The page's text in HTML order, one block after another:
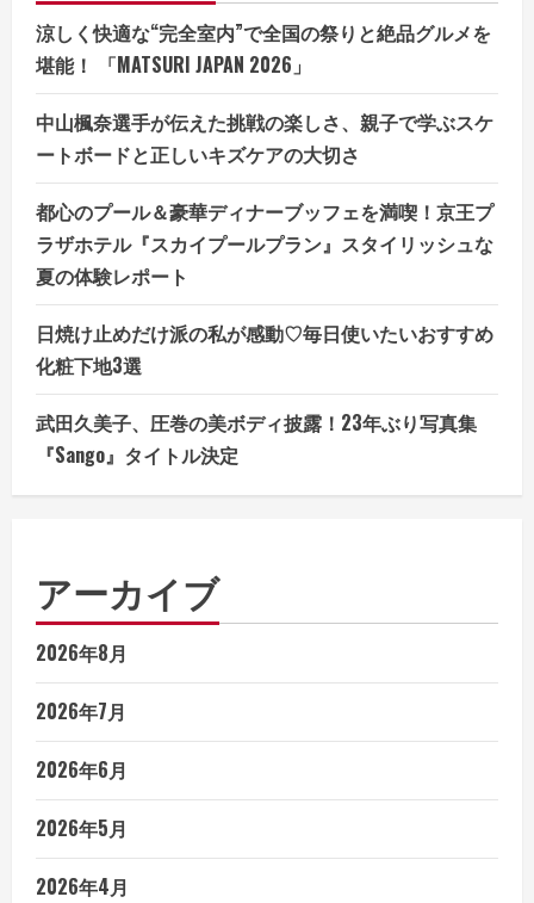
涼しく快適な“完全室内”で全国の祭りと絶品グルメを
堪能！ 「MATSURI JAPAN 2026」
中山楓奈選手が伝えた挑戦の楽しさ、親子で学ぶスケ
ートボードと正しいキズケアの大切さ
都心のプール＆豪華ディナーブッフェを満喫！京王プ
ラザホテル『スカイプールプラン』スタイリッシュな
夏の体験レポート
日焼け止めだけ派の私が感動♡毎日使いたいおすすめ
化粧下地3選
武田久美子、圧巻の美ボディ披露！23年ぶり写真集
『Sango』タイトル決定
アーカイブ
2026年8月
2026年7月
2026年6月
2026年5月
2026年4月